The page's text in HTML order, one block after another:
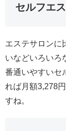
セルフエ
エステサロンに
いなどいろいろ
番通いやすいセ
れば月額3,278
すね。